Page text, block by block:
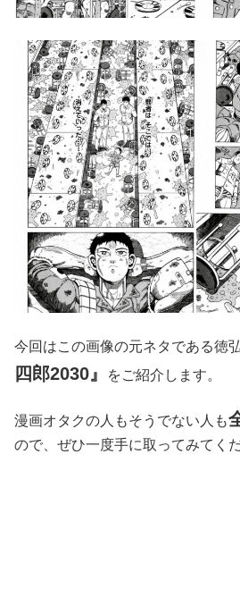
今回はこの画像の元ネタである徳
四郎2030』
をご紹介します。
漫画オタクの人もそうでない人も
ので、ぜひ一度手に取ってみてくだ